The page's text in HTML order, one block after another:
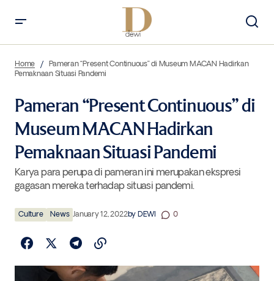
Pemaknaan Situasi Pandemi
Home
Pameran “Present Continuous” di Museum MACAN Hadirkan
Pemaknaan Situasi Pandemi
Pameran “Present Continuous” di
Museum MACAN Hadirkan
Pemaknaan Situasi Pandemi
Karya para perupa di pameran ini merupakan ekspresi
gagasan mereka terhadap situasi pandemi.
Culture News January 12, 2022by DEWI 0